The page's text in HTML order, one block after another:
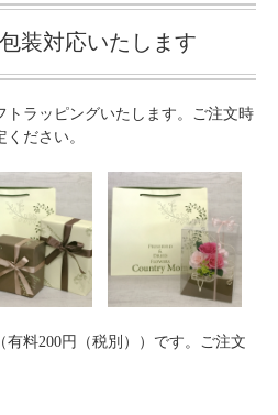
装対応いたします
トラッピングいたします。ご注文時
ください。
料200円（税別））です。ご注文